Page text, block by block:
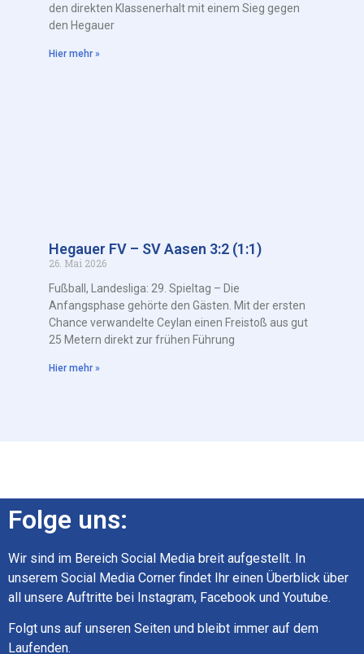
den direkten Klassenerhalt mit einem Sieg gegen
den Hegauer
Hier mehr »
Hegauer FV – SV Aasen 3:2 (1:1)
26. Mai 2026
Fußball, Landesliga: 29. Spieltag – Die
Anfangsphase gehörte den Gästen. Mit der ersten
Chance verwandelte Ceylan einen Freistoß aus gut
25 Metern direkt zur frühen Führung
Hier mehr »
Folge uns:
Wir sind im Bereich Social Media breit aufgestellt. In
unserem Social Media Corner findet Ihr einen Überblick über
all unsere Auftritte bei Instagram, Facebook und Youtube.
Folgt uns auf unseren Seiten und bleibt immer auf dem
Laufenden.